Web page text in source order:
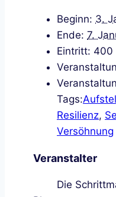
Beginn: 3.
Ende: 7.
Eintritt: 400
Tags:
Resilienz,
Versöhnung
Veranstalter
Die